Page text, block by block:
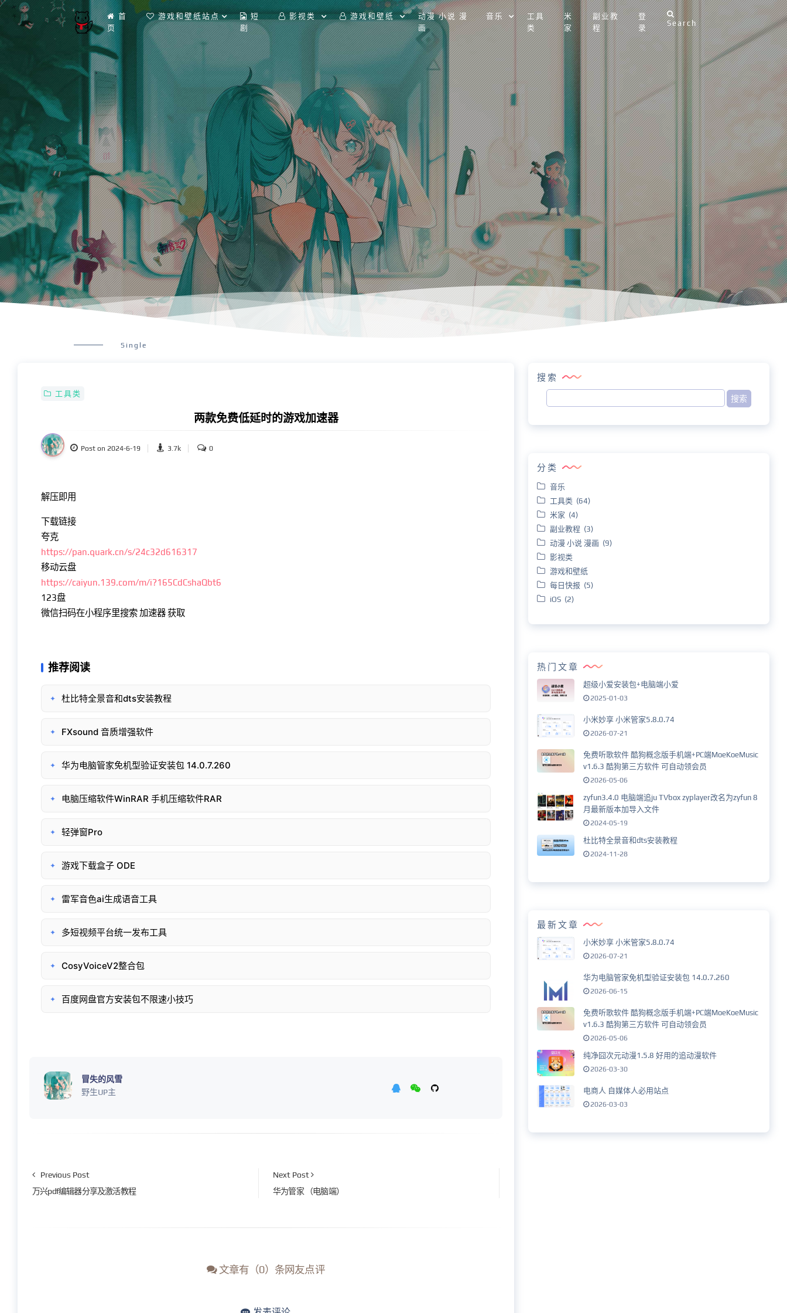
首
页
游戏和壁纸站点
短
剧
影视类 游戏和壁纸
动漫 小说 漫
画
音乐
工具
类
米
家
副业教
程
登
录
Search
Single
工具类
两款免费低延时的游戏加速器
Post on 2024-6-19 3.7k 0
解压即用
下载链接
夸克
https://pan.quark.cn/s/24c32d616317
移动云盘
https://caiyun.139.com/m/i?165CdCshaQbt6
123盘
微信扫码在小程序里搜索 加速器 获取
推荐阅读
✦ 杜比特全景音和dts安装教程
✦ FXsound 音质增强软件
✦ 华为电脑管家免机型验证安装包 14.0.7.260
✦ 电脑压缩软件WinRAR 手机压缩软件RAR
✦ 轻弹窗Pro
✦ 游戏下载盒子 ODE
✦ 雷军音色ai生成语音工具
✦ 多短视频平台统一发布工具
✦ CosyVoiceV2整合包
✦ 百度网盘官方安装包不限速小技巧
冒失的风雪
野生UP主
Previous Post
万兴pdf编辑器分享及激活教程
Next Post
华为管家 （电脑端）
文章有（0）条网友点评
搜索
分类
音乐
工具类 (64)
米家 (4)
副业教程 (3)
动漫 小说 漫画 (9)
影视类
游戏和壁纸
每日快报 (5)
iOS (2)
热门文章
超级小爱安装包+电脑端小爱
2025-01-03
小米妙享 小米管家5.8.0.74
2026-07-21
免费听歌软件 酷狗概念版手机端+PC端MoeKoeMusic
v1.6.3 酷狗第三方软件 可自动领会员
2026-05-06
zyfun3.4.0 电脑端追ju TVbox zyplayer改名为zyfun 8
月最新版本加导入文件
2024-05-19
杜比特全景音和dts安装教程
2024-11-28
最新文章
小米妙享 小米管家5.8.0.74
2026-07-21
华为电脑管家免机型验证安装包 14.0.7.260
2026-06-15
免费听歌软件 酷狗概念版手机端+PC端MoeKoeMusic
v1.6.3 酷狗第三方软件 可自动领会员
2026-05-06
纯净囧次元动漫1.5.8 好用的追动漫软件
2026-03-30
电商人 自媒体人必用站点
2026-03-03